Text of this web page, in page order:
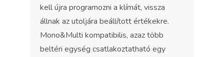
kell újra programozni a klímát, vissza
állnak az utoljára beállított értékekre.
Mono&Multi kompatibilis, azaz több
beltéri egység csatlakoztatható egy